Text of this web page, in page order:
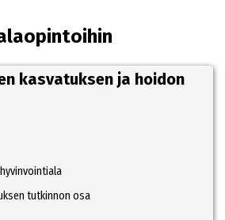
kasvatuksen ja hoidon
tutkinnon osa